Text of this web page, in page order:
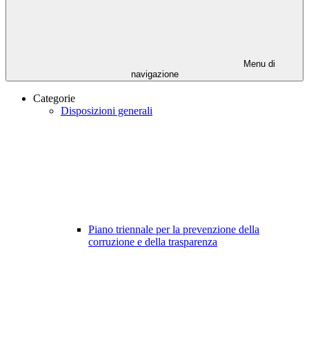
Menu di
navigazione
Categorie
Disposizioni generali
Piano triennale per la prevenzione della
corruzione e della trasparenza